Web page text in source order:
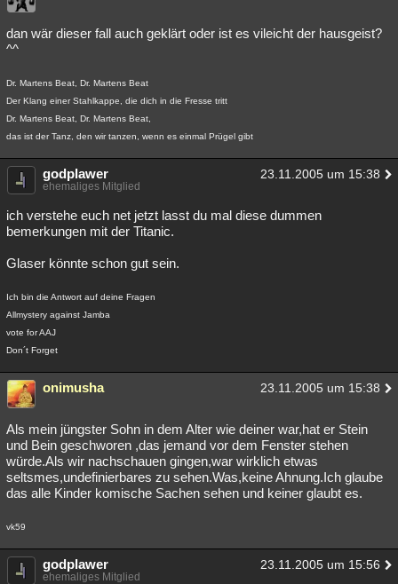
dan wär dieser fall auch geklärt oder ist es vileicht der hausgeist?
^^
Dr. Martens Beat, Dr. Martens Beat
Der Klang einer Stahlkappe, die dich in die Fresse tritt
Dr. Martens Beat, Dr. Martens Beat,
das ist der Tanz, den wir tanzen, wenn es einmal Prügel gibt
godplawer 23.11.2005 um 15:38
ehemaliges Mitglied
ich verstehe euch net jetzt lasst du mal diese dummen
bemerkungen mit der Titanic.
Glaser könnte schon gut sein.
Ich bin die Antwort auf deine Fragen
Allmystery against Jamba
vote for AAJ
Don´t Forget
onimusha 23.11.2005 um 15:38
Als mein jüngster Sohn in dem Alter wie deiner war,hat er Stein
und Bein geschworen ,das jemand vor dem Fenster stehen
würde.Als wir nachschauen gingen,war wirklich etwas
seltsmes,undefinierbares zu sehen.Was,keine Ahnung.Ich glaube
das alle Kinder komische Sachen sehen und keiner glaubt es.
vk59
godplawer 23.11.2005 um 15:56
ehemaliges Mitglied